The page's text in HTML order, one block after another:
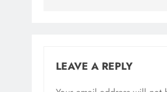
LEAVE A REPLY